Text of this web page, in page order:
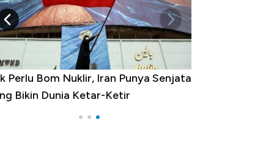
Perlu Bom Nuklir, Iran Punya Senjata
Bikin Dunia Ketar-Ketir